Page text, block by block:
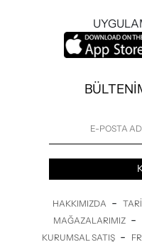
HAKKIMIZDA -
MAĞAZALARIMIZ -
KURUMSAL SATIŞ -